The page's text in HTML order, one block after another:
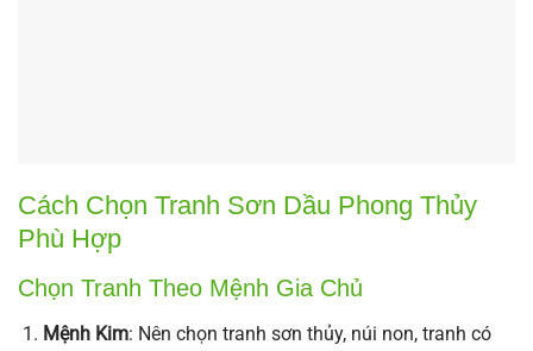
Cách Chọn Tranh Sơn Dầu Phong Thủy
Phù Hợp
Chọn Tranh Theo Mệnh Gia Chủ
Mệnh Kim: Nên chọn tranh sơn thủy, núi non, tranh có